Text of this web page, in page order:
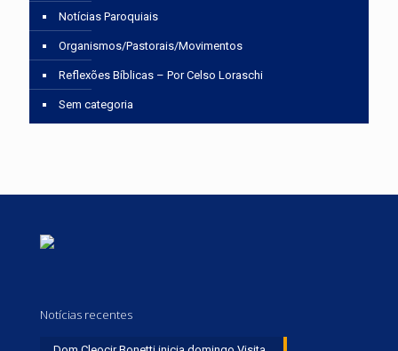
Notícias Paroquiais
Organismos/Pastorais/Movimentos
Reflexões Bíblicas – Por Celso Loraschi
Sem categoria
Notícias recentes